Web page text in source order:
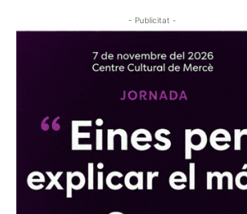
- Publicitat -